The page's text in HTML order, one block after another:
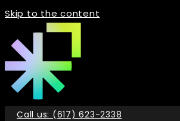
Skip to the content
Call us: (617) 623-2338